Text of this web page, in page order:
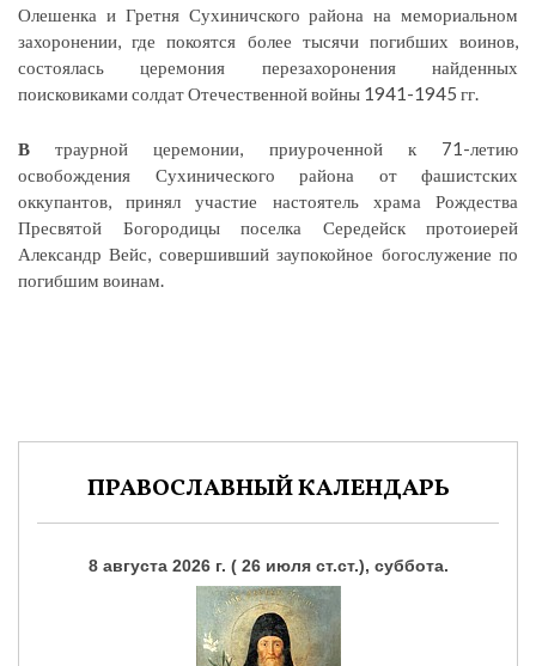
Олешенка и Гретня Сухиничского района на мемориальном
захоронении, где покоятся более тысячи погибших воинов,
состоялась церемония перезахоронения найденных
поисковиками солдат Отечественной войны 1941-1945 гг.
В траурной церемонии, приуроченной к 71-летию
освобождения Сухинического района от фашистских
оккупантов, принял участие настоятель храма Рождества
Пресвятой Богородицы поселка Середейск протоиерей
Александр Вейс, совершивший заупокойное богослужение по
погибшим воинам.
ПРАВОСЛАВНЫЙ КАЛЕНДАРЬ
8 августа 2026 г. ( 26 июля ст.ст.), суббота.